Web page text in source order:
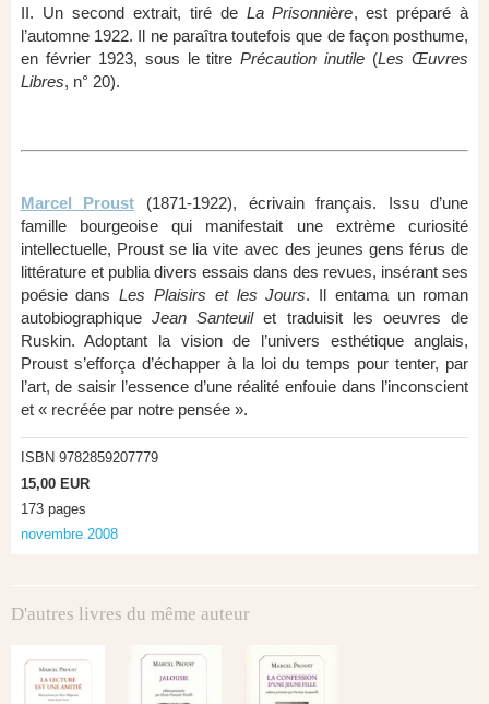
II. Un second extrait, tiré de La Prisonnière, est préparé à
l’automne 1922. Il ne paraîtra toutefois que de façon posthume,
en février 1923, sous le titrePrécaution inutile (Les Œuvres
Libres, n° 20).
Marcel Proust
(1871-1922), écrivain français. Issu d’une
famille bourgeoise qui manifestait une extrème curiosité
intellectuelle, Proust se lia vite avec des jeunes gens férus de
littérature et publia divers essais dans des revues, insérant ses
poésie dansLes Plaisirs et les Jours. Il entama un roman
autobiographique Jean Santeuilet traduisit les oeuvres de
Ruskin. Adoptant la vision de l’univers esthétique anglais,
Proust s’efforça d’échapper à la loi du temps pour tenter, par
l’art, de saisir l’essence d’une réalité enfouie dans l’inconscient
et « recréée par notre pensée ».
ISBN 9782859207779
15,00 EUR
173 pages
novembre 2008
D'autres livres du même auteur